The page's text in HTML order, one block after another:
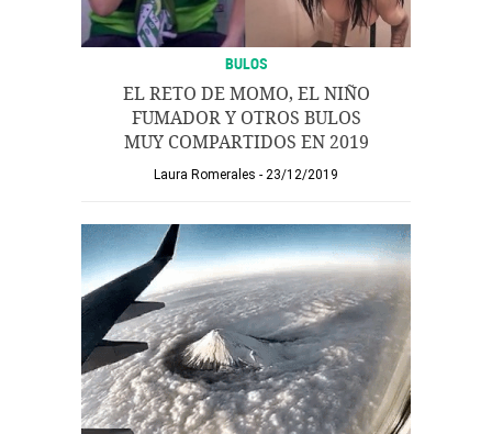
BULOS
EL RETO DE MOMO, EL NIÑO
FUMADOR Y OTROS BULOS
MUY COMPARTIDOS EN 2019
Laura Romerales 23/12/2019